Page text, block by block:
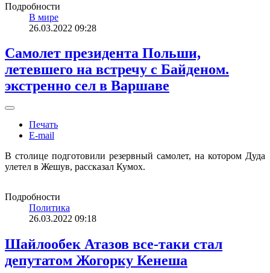
Подробности
В мире
26.03.2022 09:28
Самолет президента Польши,
летевшего на встречу с Байденом.
экстренно сел в Варшаве
Печать
E-mail
В столице подготовили резервный самолет, на котором Дуда
улетел в Жешув, рассказал Кумох.
Подробности
Политика
26.03.2022 09:18
Шайлообек Атазов все-таки стал
депутатом Жогорку Кенеша